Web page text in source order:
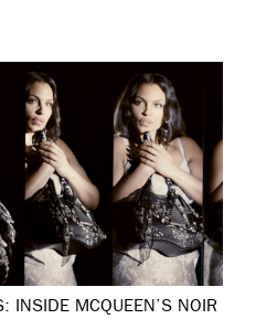
INSIDE MCQUEEN’S NOIR